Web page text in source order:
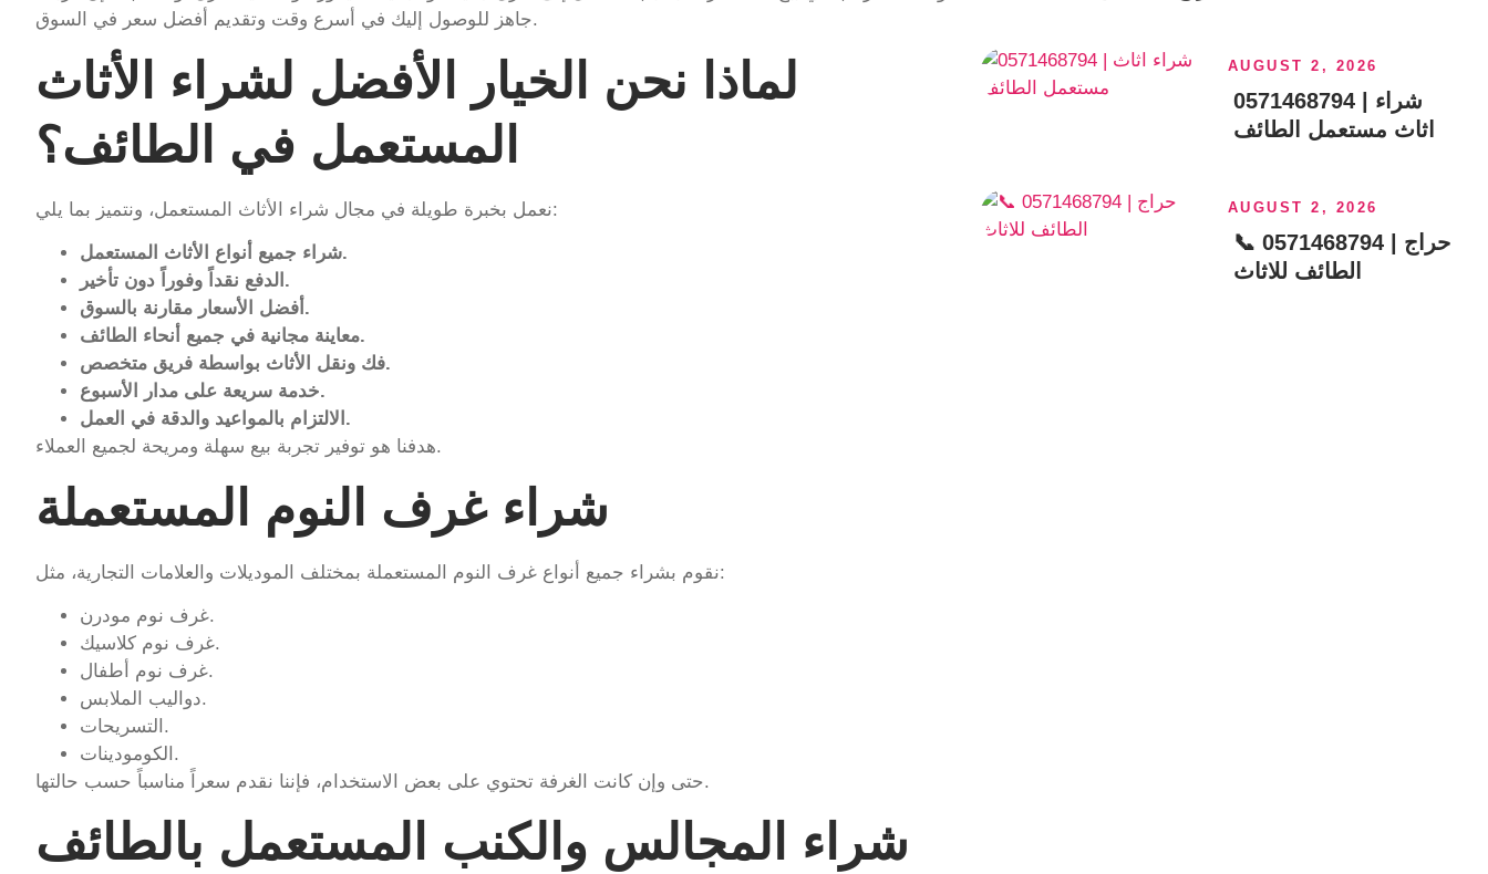
جاهز للوصول إليك في أسرع وقت وتقديم أفضل سعر في السوق.
لماذا نحن الخيار الأفضل لشراء الأثاث
المستعمل في الطائف؟
نعمل بخبرة طويلة في مجال شراء الأثاث المستعمل، ونتميز بما يلي:
شراء جميع أنواع الأثاث المستعمل.
الدفع نقداً وفوراً دون تأخير.
أفضل الأسعار مقارنة بالسوق.
معاينة مجانية في جميع أنحاء الطائف.
فك ونقل الأثاث بواسطة فريق متخصص.
خدمة سريعة على مدار الأسبوع.
الالتزام بالمواعيد والدقة في العمل.
هدفنا هو توفير تجربة بيع سهلة ومريحة لجميع العملاء.
شراء غرف النوم المستعملة
نقوم بشراء جميع أنواع غرف النوم المستعملة بمختلف الموديلات والعلامات التجارية، مثل:
غرف نوم مودرن.
غرف نوم كلاسيك.
غرف نوم أطفال.
دواليب الملابس.
التسريحات.
الكومودينات.
حتى وإن كانت الغرفة تحتوي على بعض الاستخدام، فإننا نقدم سعراً مناسباً حسب حالتها.
شراء المجالس والكنب المستعمل بالطائف
AUGUST 2, 2026
0571468794 | شراء
اثاث مستعمل الطائف
AUGUST 2, 2026
📞 0571468794 | حراج
الطائف للاثاث